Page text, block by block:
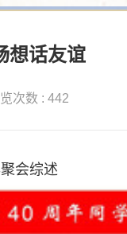
想话友谊
次数 : 442
会综述